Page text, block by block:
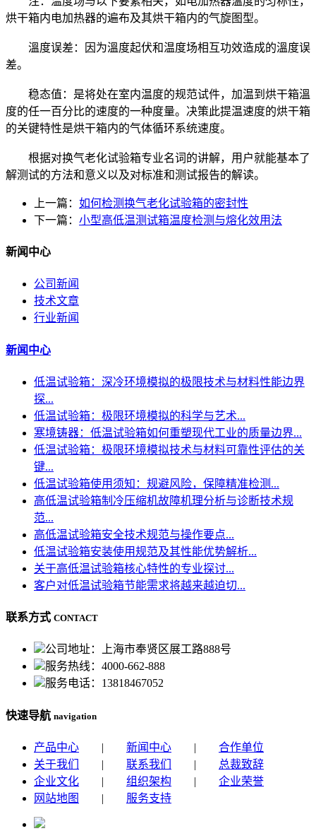
烘干箱内电加热器的遍布及其烘干箱内的气旋图型。
溫度误差：因为溫度起伏和温度场相互功效造成的溫度误
差。
稳态值：是将处在室内温度的规范试件，加温到烘干箱溫
度的任一百分比的速度的一种度量。决策此提温速度的烘干箱
的关键特性是烘干箱内的气体循环系统速度。
根据对换气老化试验箱专业名词的讲解，用户就能基本了
解测试的方法和意义以及对标准和测试报告的解读。
上一篇： 如何检测换气老化试验箱的密封性
下一篇： 小型高低温测试箱温度检测与熔化效用法
新闻中心
公司新闻
技术文章
行业新闻
新闻中心
低温试验箱：深冷环境模拟的极限技术与材料性能边界
探...
低温试验箱：极限环境模拟的科学与艺术...
寒境铸器：低温试验箱如何重塑现代工业的质量边界...
低温试验箱：极限环境模拟技术与材料可靠性评估的关
键...
低温试验箱使用须知：规避风险，保障精准检测...
高低温试验箱制冷压缩机故障机理分析与诊断技术规
范...
高低温试验箱安全技术规范与操作要点...
低温试验箱安装使用规范及其性能优势解析...
关于高低温试验箱核心特性的专业探讨...
客户对低温试验箱节能需求将越来越迫切...
联系方式 CONTACT
公司地址：上海市奉贤区展工路888号
服务热线：4000-662-888
服务电话：13818467052
快速导航 navigation
产品中心 | 新闻中心 | 合作单位
关于我们
| 联系我们 | 总裁致辞
企业文化 | 组织架构 | 企业荣誉
网站地图
| 服务支持